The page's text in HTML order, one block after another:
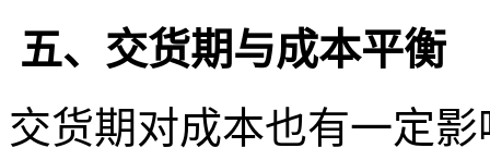
五、交货期与成本平衡
交货期对成本也有一定